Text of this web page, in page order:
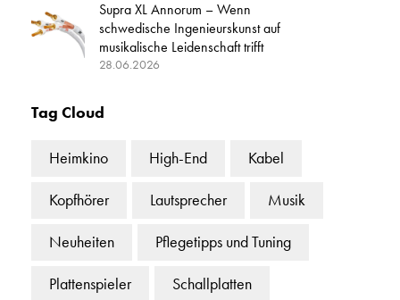
Supra XL Annorum – Wenn
schwedische Ingenieurskunst auf
musikalische Leidenschaft trifft
28.06.2026
Tag Cloud
Heimkino High-End Kabel
Kopfhörer Lautsprecher Musik
Neuheiten Pflegetipps und Tuning
Plattenspieler Schallplatten